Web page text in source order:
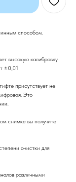
способом.
высокую калибровку
±0,01
присутствует не
Это
снимке вы получите
очистки для
различными